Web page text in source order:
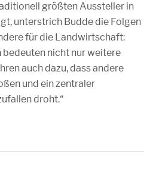
größten Aussteller in
unterstrich Budde die Folgen
für die Landwirtschaft:
bedeuten nicht nur weitere
auch dazu, dass andere
und ein zentraler
droht.“